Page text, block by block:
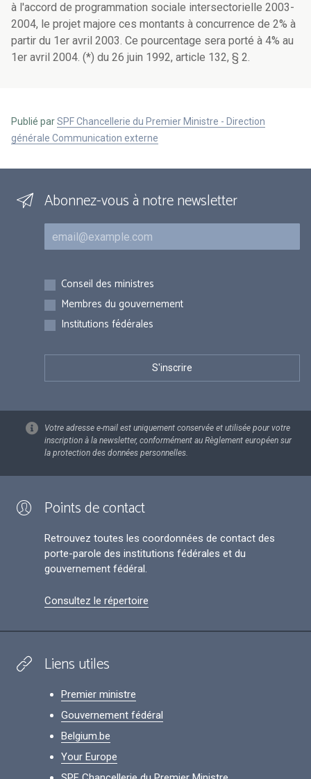
à l'accord de programmation sociale intersectorielle 2003-
2004, le projet majore ces montants à concurrence de 2% à
partir du 1er avril 2003. Ce pourcentage sera porté à 4% au
1er avril 2004. (*) du 26 juin 1992, article 132, § 2.
Publié parSPF Chancellerie du Premier Ministre - Direction
générale Communication externe
Abonnez-vous à notre newsletter
Courriel
Inscriptions
Conseil des ministres
Membres du gouvernement
Institutions fédérales
Votre adresse e-mail est uniquement conservée et utilisée pour votre
inscription à la newsletter, conformément au Règlement européen sur
la protection des données personnelles.
Points de contact
Retrouvez toutes les coordonnées de contact des
porte-parole des institutions fédérales et du
gouvernement fédéral.
Consultez le répertoire
Liens utiles
Premier ministre
Gouvernement fédéral
Belgium.be
Your Europe